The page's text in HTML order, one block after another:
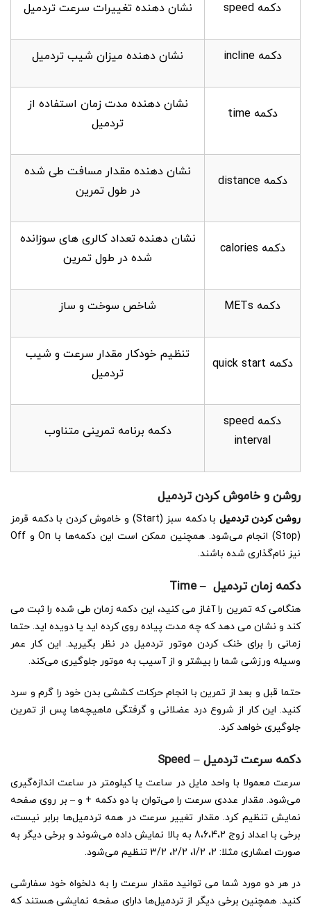
دکمه speed نشان دهنده تغییرات سرعت تردمیل
دکمه incline نشان دهنده میزان شیب تردمیل
دکمه time
نشان دهنده مدت زمان استفاده از
تردمیل
دکمه distance
نشان دهنده مقدار مسافت طی شده
در طول تمرین
دکمه calories
نشان دهنده تعداد کالری های سوزانده
شده در طول تمرین
دکمه METs شاخص سوخت و ساز
دکمه quick start
تنظیم خودکار مقدار سرعت و شیب
تردمیل
دکمه speed
interval
دکمه برنامه تمرینی متناوب
روشن و خاموش کردن تردمیل
روشن کردن تردمیل
با دکمه سبز (Start) و خاموش کردن با دکمه قرمز
(Stop) انجام می‌شود. همچنین ممکن است این دکمه‌ها با On و Off
نیز نام‌گذاری شده باشند.
دکمه زمان تردمیل –
Time
هنگامی که تمرین را آغاز می کنید، این دکمه زمان طی شده را ثبت می
کند و نشان می دهد که چه مدت پیاده روی کرده اید یا دویده اید. حتما
زمانی را برای خنک کردن موتور تردمیل در نظر بگیرید. این کار عمر
وسیله ورزشی شما را بیشتر و از آسیب به موتور جلوگیری می‌کند.
حتما قبل و بعد از تمرین با انجام حرکات کششی بدن خود را گرم و سرد
کنید. این کار از شروع درد عضلانی و گرفتگی ماهیچه‌ها پس از تمرین
جلوگیری خواهد کرد.
دکمه سرعت تردمیل –
Speed
سرعت معمولا با واحد مایل در ساعت یا کیلومتر در ساعت اندازه‌گیری
می‌شود. مقدار عددی سرعت را می‌توان با دو دکمه + و – بر روی صفحه
نمایش تنظیم کرد. مقدار تغییر سرعت در همه تردمیل‌‌ها برابر نیست،
برخی با اعداد زوج 8،6،4،2 به بالا نمایش داده می‌شوند و برخی دیگر به
صورت اعشاری مثلا: 2، 1/2، 2/2، 3/2 تنظیم می‌شود.
در هر دو مورد شما می توانید مقدار سرعت را به دلخواه خود سفارشی
کنید. همچنین برخی دیگر از تردمیل‌ها دارای صفحه نمایشی هستند که